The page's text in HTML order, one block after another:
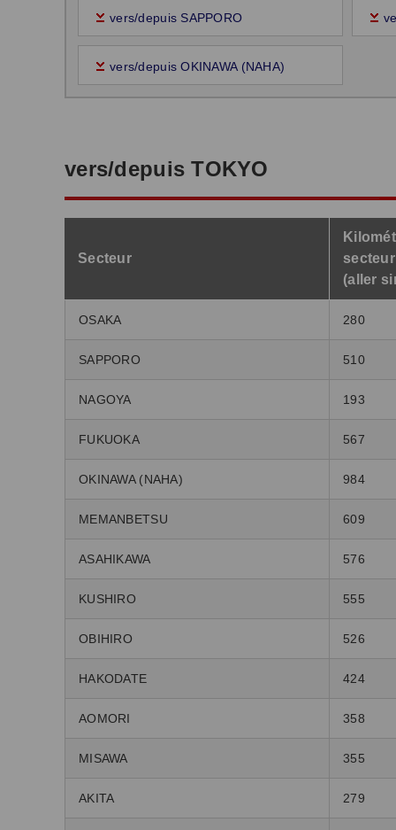
vers/depuis SAPPORO
vers/depuis OKINAWA (NAHA)
vers/depuis TOKYO
Secteur
secteur
(aller
OSAKA 280
SAPPORO 510
NAGOYA 193
FUKUOKA 567
OKINAWA (NAHA) 984
MEMANBETSU 609
ASAHIKAWA 576
KUSHIRO 555
OBIHIRO 526
HAKODATE 424
AOMORI 358
MISAWA 355
AKITA 279